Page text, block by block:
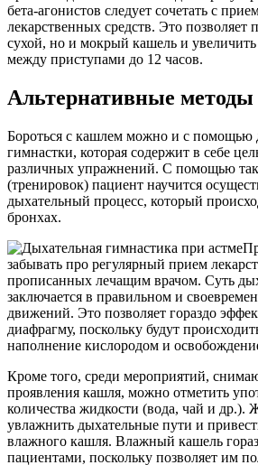
бета-агонистов следует сочетать с
лекарственных средств. Это позволяет
сухой, но и мокрый кашель и
между приступами до 12 часов.
Альтернативные методы
Бороться с кашлем можно и с помощью
гимнастки, которая содержит в себе
различных упражнений. С помощью
(тренировок) пациент научится
дыхательный процесс, который
бронхах.
забывать про регулярный прием
прописанных лечащим врачом. Суть
заключается в правильном и
движений. Это позволяет гораздо
диафрагму, поскольку будут
наполнение кислородом и
Кроме того, среди мероприятий,
проявления кашля, можно отметить
количества жидкости (вода, чай и др.).
увлажнить дыхательные пути и
влажного кашля. Влажный кашель
пациентами, поскольку позволяет им